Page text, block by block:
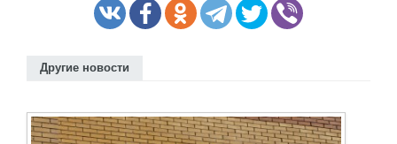
Другие новости